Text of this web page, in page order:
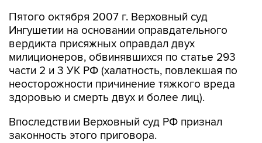
Пятого октября 2007 г. Верховный суд
Ингушетии на основании оправдательного
вердикта присяжных оправдал двух
милиционеров, обвинявшихся по статье 293
части 2 и 3 УК РФ (халатность, повлекшая по
неосторожности причинение тяжкого вреда
здоровью и смерть двух и более лиц).
Впоследствии Верховный суд РФ признал
законность этого приговора.